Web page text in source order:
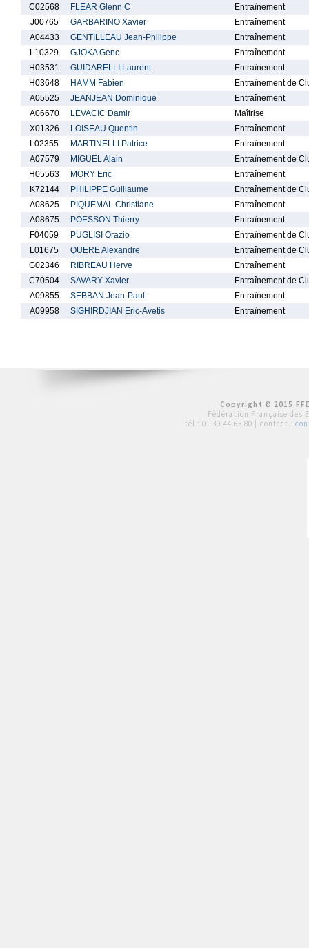
C02568
FLEAR Glenn C
Entraînement
J00765
GARBARINO Xavier
Entraînement
A04433
GENTILLEAU Jean-Philippe
Entraînement
L10329
GJOKA Genc
Entraînement
H03531
GUIDARELLI Laurent
Entraînement
H03648
HAMM Fabien
Entraînement de
A05525
JEANJEAN Dominique
Entraînement
A06670
LEVACIC Damir
Maîtrise
X01326
LOISEAU Quentin
Entraînement
L02355
MARTINELLI Patrice
Entraînement
A07579
MIGUEL Alain
Entraînement de
H05563
MORY Eric
Entraînement
K72144
PHILIPPE Guillaume
Entraînement de
A08625
PIQUEMAL Christiane
Entraînement
A08675
POESSON Thierry
Entraînement
F04059
PUGLISI Orazio
Entraînement de
L01675
QUERE Alexandre
Entraînement de
G02346
RIBREAU Herve
Entraînement
C70504
SAVARY Xavier
Entraînement de
A09855
SEBBAN Jean-Paul
Entraînement
A09958
SIGHIRDJIAN Eric-Avetis Entraînement
Copyright © 2015
Fédération Française des
tél : 01 39 44 65 80 | contact :